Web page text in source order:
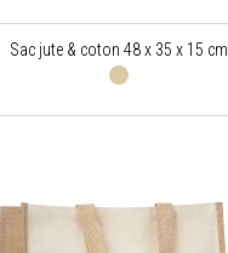
Sac jute & coton 48 x 35 x 15 cm